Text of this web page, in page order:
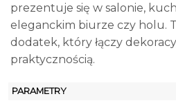
prezentuje się w salonie,
eleganckim biurze czy holu.
dodatek, który łączy
praktycznością.
PARAMETRY